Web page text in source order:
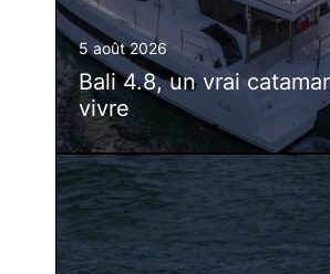
5 août 2026
Bali 4.8, un vrai
vivre